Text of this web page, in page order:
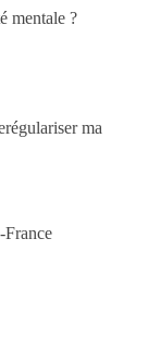
mentale ?
ma